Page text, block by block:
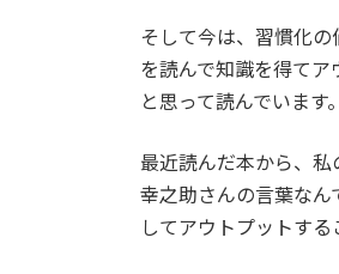
そして今は、習慣化
を読んで知識を得て
と思って読んでいます。
最近読んだ本から、
幸之助さんの言葉なん
してアウトプットする